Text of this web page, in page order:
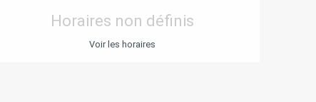
OUVERTURE ET
Horaires non définis
Voir les horaires